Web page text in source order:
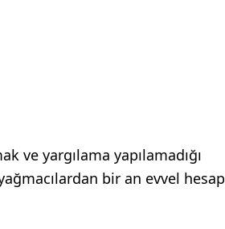
ve yargılama yapılamadığı
bir an evvel hesap